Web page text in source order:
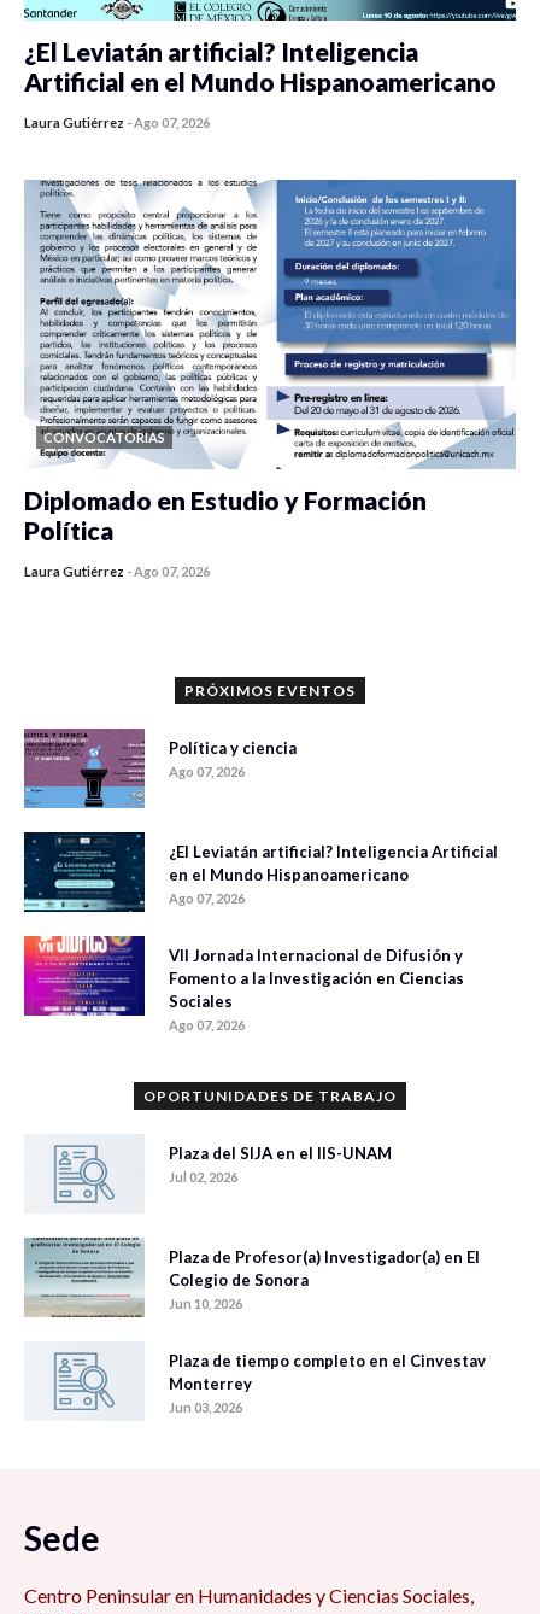
¿El Leviatán artificial? Inteligencia
Artificial en el Mundo Hispanoamericano
Laura Gutiérrez -Ago 07, 2026
CONVOCATORIAS
Diplomado en Estudio y Formación
Política
Laura Gutiérrez -Ago 07, 2026
PRÓXIMOS EVENTOS
Política y ciencia
Ago 07, 2026
¿El Leviatán artificial? Inteligencia Artificial
en el Mundo Hispanoamericano
Ago 07, 2026
VII Jornada Internacional de Difusión y
Fomento a la Investigación en Ciencias
Sociales
Ago 07, 2026
OPORTUNIDADES DE TRABAJO
Plaza del SIJA en el IIS-UNAM
Jul 02, 2026
Plaza de Profesor(a) Investigador(a) en El
Colegio de Sonora
Jun 10, 2026
Plaza de tiempo completo en el Cinvestav
Monterrey
Jun 03, 2026
Sede
Centro Peninsular en Humanidades y Ciencias Sociales,